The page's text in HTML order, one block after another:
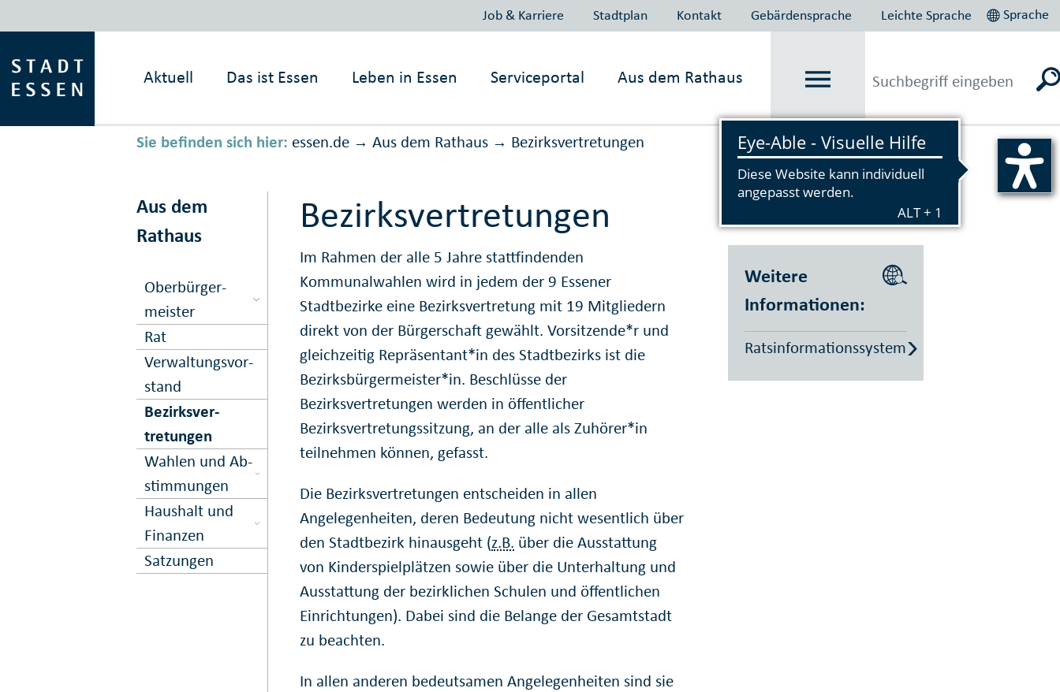
Job & Karriere Stadtplan Kontakt Gebärdensprache Leichte Sprache Sprache
Aktuell Das ist Essen Leben in Essen Serviceportal Aus dem Rathaus
Sie befinden sich hier: essen.de → Aus dem Rathaus → Bezirks­ver­tretungen Vorlesen
Aus dem
Rathaus
Ober­bürger­
meister
Rat
Ver­waltungs­vor­
stand
Bezirks­ver­
tretungen
Wahlen und Ab­
stimmungen
Haushalt und
Finanzen
Satzungen
Bezirksvertretungen
Im Rahmen der alle 5 Jahre stattfindenden
Kommunalwahlen wird in jedem der 9 Essener
Stadtbezirke eine Bezirksvertretung mit 19 Mitgliedern
direkt von der Bürgerschaft gewählt. Vorsitzende*r und
gleichzeitig Repräsentant*in des Stadtbezirks ist die
Bezirksbürgermeister*in. Beschlüsse der
Bezirksvertretungen werden in öffentlicher
Bezirksvertretungssitzung, an der alle als Zuhörer*in
teilnehmen können, gefasst.
Die Bezirksvertretungen entscheiden in allen
Angelegenheiten, deren Bedeutung nicht wesentlich über
den Stadtbezirk hinausgeht (z.B. über die Ausstattung
von Kinderspielplätzen sowie über die Unterhaltung und
Ausstattung der bezirklichen Schulen und öffentlichen
Einrichtungen). Dabei sind die Belange der Gesamtstadt
zu beachten.
In allen anderen bedeutsamen Angelegenheiten sind sie
Weitere
Informationen:
Ratsinformationssystem